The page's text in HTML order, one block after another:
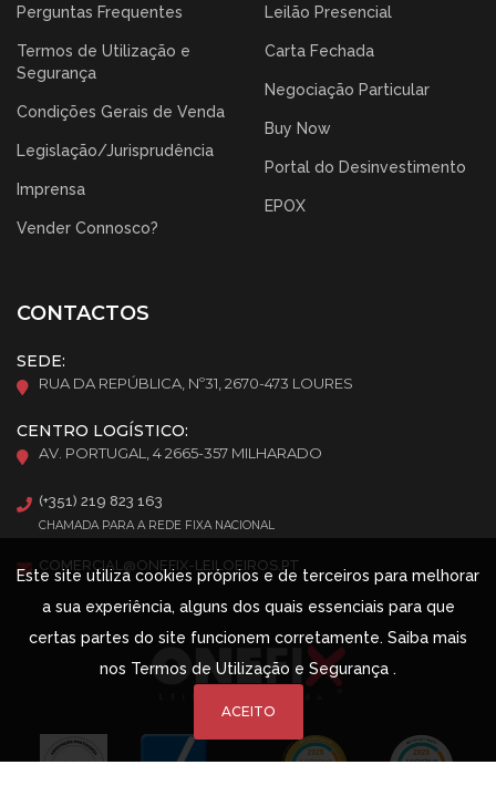
Perguntas Frequentes
Termos de Utilização e
Segurança
Condições Gerais de Venda
Legislação/Jurisprudência
Imprensa
Vender Connosco?
Leilão Presencial
Carta Fechada
Negociação Particular
Buy Now
Portal do Desinvestimento
EPOX
CONTACTOS
SEDE:
RUA DA REPÚBLICA, Nº31, 2670-473 LOURES
CENTRO LOGÍSTICO:
AV. PORTUGAL, 4 2665-357 MILHARADO
(+351) 219 823 163
CHAMADA PARA A REDE FIXA NACIONAL
COMERCIAL@ONEFIX-LEILOEIROS.PT
Este site utiliza cookies próprios e de terceiros para melhorar
a sua experiência, alguns dos quais essenciais para que
certas partes do site funcionem corretamente. Saiba mais
nos Termos de Utilização e Segurança .
ACEITO